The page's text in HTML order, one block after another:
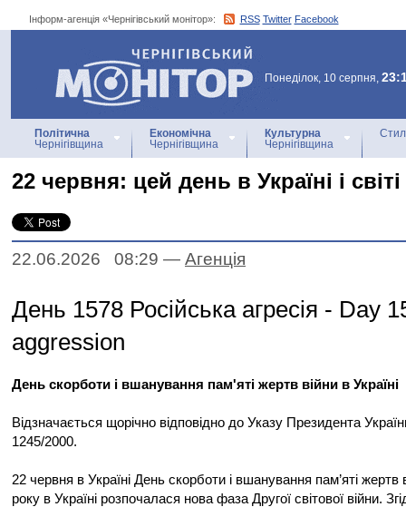
Інформ-агенція «Чернігівський монітор»: RSS Twitter Facebook
Інформ-агенція
«Чернігівський монітор»
Понеділок, 10 серпня,
Політична
Чернігівщина
Економічна
Чернігівщина
Культурна
Чернігівщина
22 червня: цей день в Україні і світі
22.06.2026 08:29 — Агенцiя
День 1578 Російська агресія - Day
aggression
День скорботи і вшанування пам'яті жертв війни в Україні
Відзначається щорічно відповідно до Указу Президента
1245/2000.
22 червня в Україні День скорботи і вшанування пам’яті
року в Україні розпочалася нова фаза Другої світової війни.